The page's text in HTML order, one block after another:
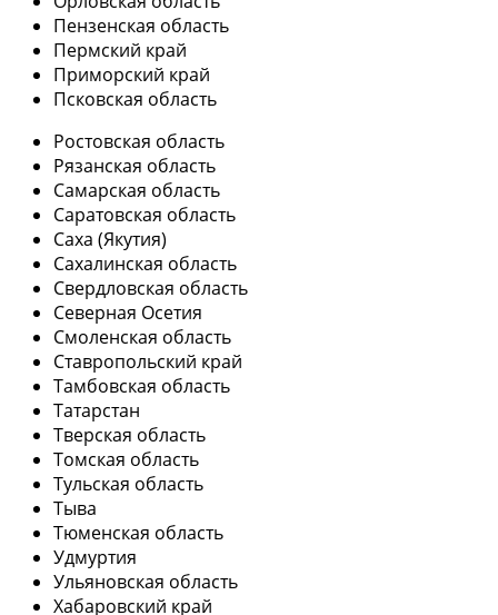
Пензенская область
Пермский край
Приморский край
Псковская область
Ростовская область
Рязанская область
Самарская область
Саратовская область
Саха (Якутия)
Сахалинская область
Свердловская область
Северная Осетия
Смоленская область
Ставропольский край
Тамбовская область
Татарстан
Тверская область
Томская область
Тульская область
Тыва
Тюменская область
Удмуртия
Ульяновская область
Хабаровский край